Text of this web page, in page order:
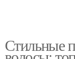
Стильные